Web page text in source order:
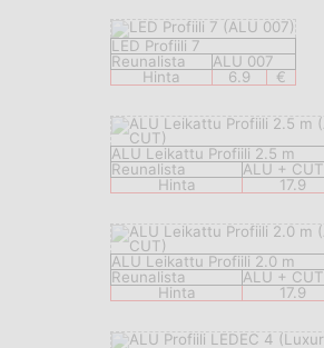
LED Profiili 7
Reunalista
ALU 007
Hinta
6.9 €
ALU Leikattu Profiili 2.5 m
Reunalista
ALU + CUT
Hinta
17.9
ALU Leikattu Profiili 2.0 m
Reunalista
ALU + CUT
Hinta
17.9